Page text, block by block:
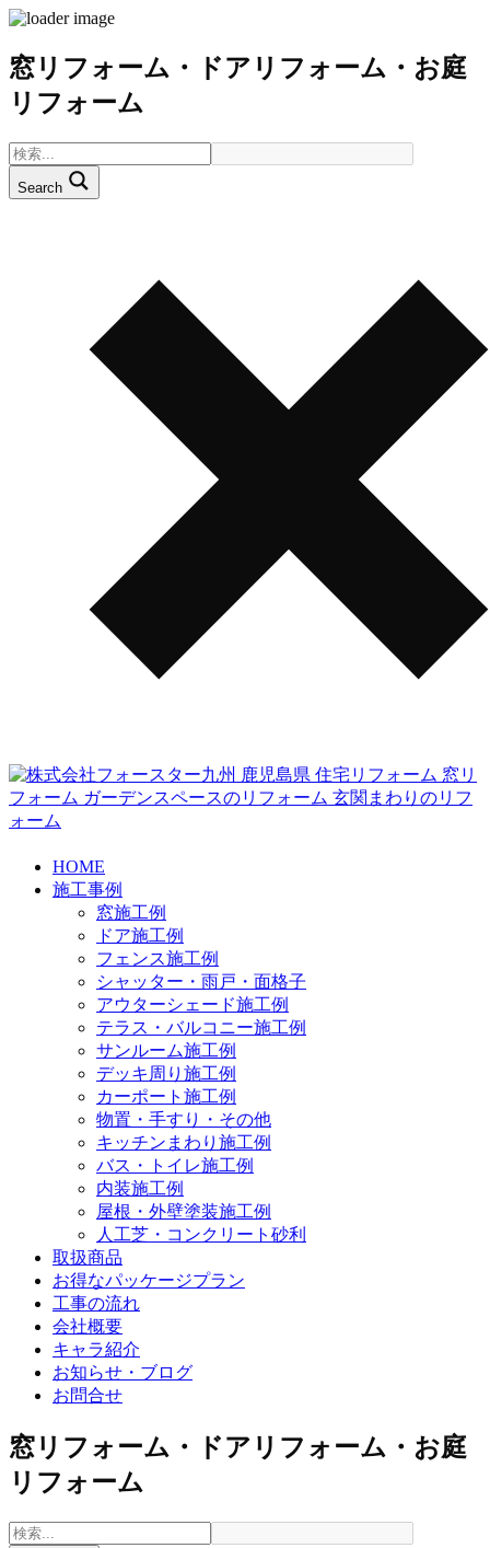
窓リフォーム・ドアリフォーム・お庭
リフォーム
Search
HOME
施工事例
窓施工例
ドア施工例
フェンス施工例
シャッター・雨戸・面格子
アウターシェード施工例
テラス・バルコニー施工例
サンルーム施工例
デッキ周り施工例
カーポート施工例
物置・手すり・その他
キッチンまわり施工例
バス・トイレ施工例
内装施工例
屋根・外壁塗装施工例
人工芝・コンクリート砂利
取扱商品
お得なパッケージプラン
工事の流れ
会社概要
キャラ紹介
お知らせ・ブログ
お問合せ
窓リフォーム・ドアリフォーム・お庭
リフォーム